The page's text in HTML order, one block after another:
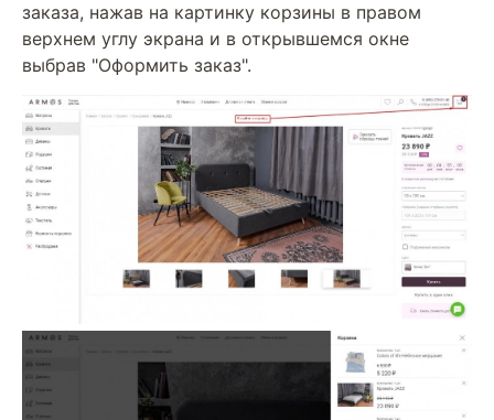
заказа, нажав на картинку корзины в правом
верхнем углу экрана и в открывшемся окне
выбрав "Оформить заказ".